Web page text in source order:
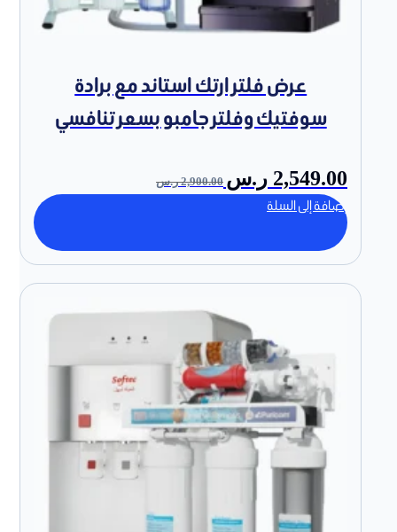
عرض فلتر ارتك استاند مع برادة
سوفتيك وفلتر جامبو بسعر تنافسي
2,549.00 ر.س 2,900.00 ر.س
إضافة إلى السلة